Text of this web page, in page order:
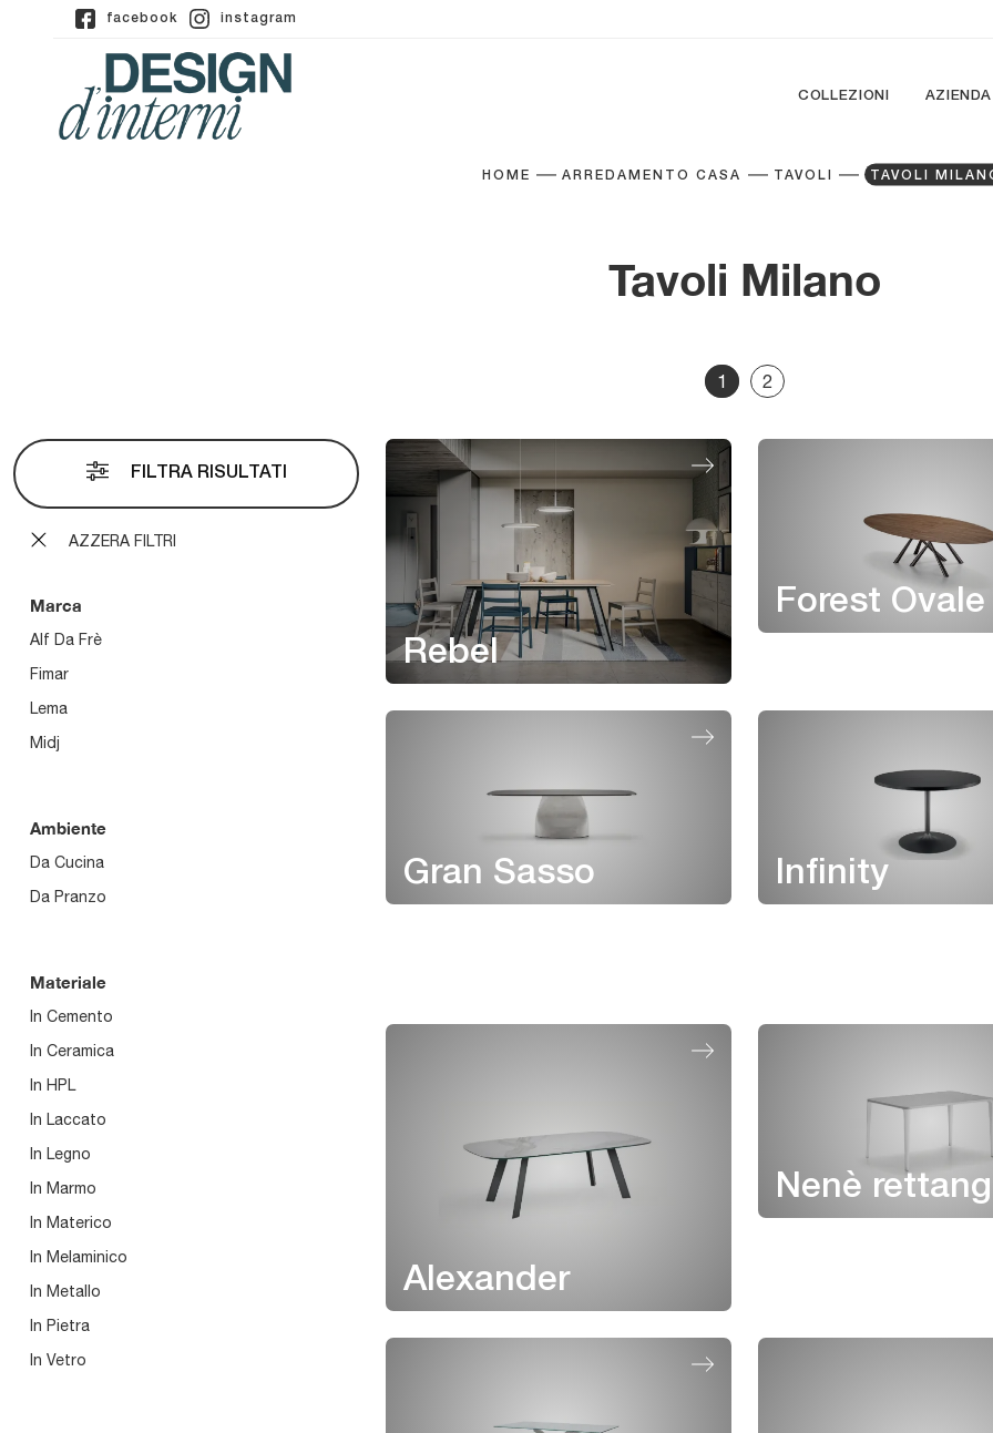
facebook instagram
COLLEZIONI AZIENDA
HOME ARREDAMENTO CASA TAVOLI TAVOLI
Tavoli Milano
1 2
FILTRA RISULTATI
AZZERA FILTRI
Marca
Alf Da Frè
Fimar
Lema
Midj
Ambiente
Da Cucina
Da Pranzo
Materiale
In Cemento
In Ceramica
In HPL
In Laccato
In Legno
In Marmo
In Materico
In Melaminico
In Metallo
In Pietra
In Vetro
Rebel
Forest Ovale
Gran Sasso Infinity
Alexander
Nenè